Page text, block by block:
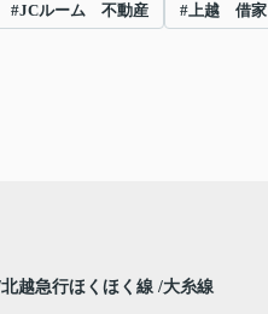
#JCルーム 不動産 #上越 借家
北越急行ほくほく線 大糸線